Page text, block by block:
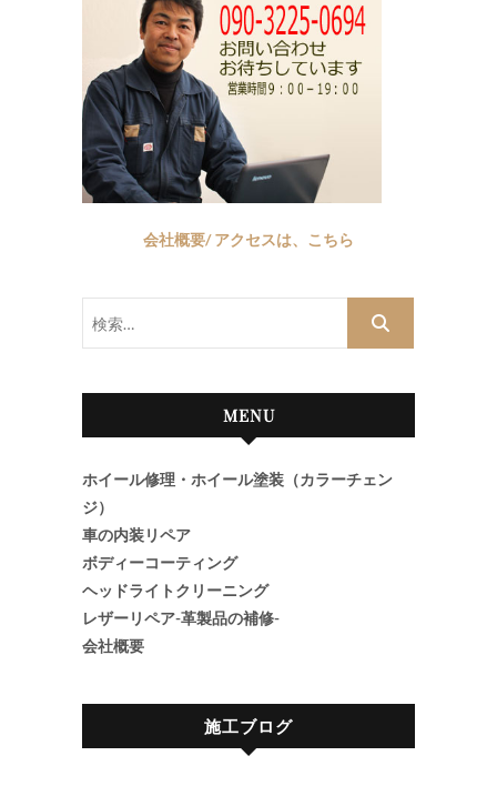
会社概要/ アクセスは、こちら
MENU
ホイール修理・ホイール塗装（カラーチェン
ジ）
車の内装リペア
ボディーコーティング
ヘッドライトクリーニング
レザーリペア-革製品の補修-
会社概要
施工ブログ